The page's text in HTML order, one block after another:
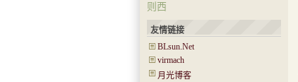
则西
友情链接
BLsun.Net
virmach
月光博客